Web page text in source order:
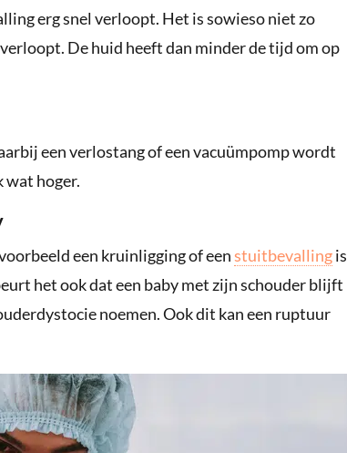
erg snel verloopt. Het is sowieso niet zo
De huid heeft dan minder de tijd om op
een verlostang of een vacuümpomp wordt
wat hoger.
een kruinligging of eenstuitbevallingis
het ook dat een baby met zijn schouder blijft
noemen. Ook dit kan een ruptuur